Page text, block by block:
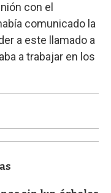
con el
comunicado la
a este llamado a
a trabajar en los